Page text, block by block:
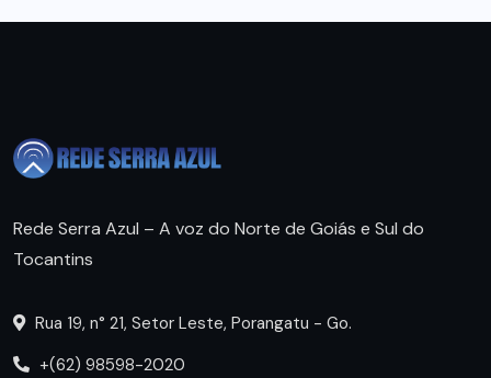
Rede Serra Azul – A voz do Norte de Goiás e Sul do
Tocantins
Rua 19, n° 21, Setor Leste, Porangatu - Go.
+(62) 98598-2020